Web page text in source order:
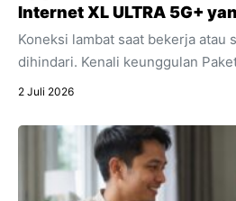
Internet XL ULTRA 5G+
Koneksi lambat saat bekerja atau
dihindari. Kenali keunggulan
5G+ yang menawarkan kecepatan
2 Juli 2026